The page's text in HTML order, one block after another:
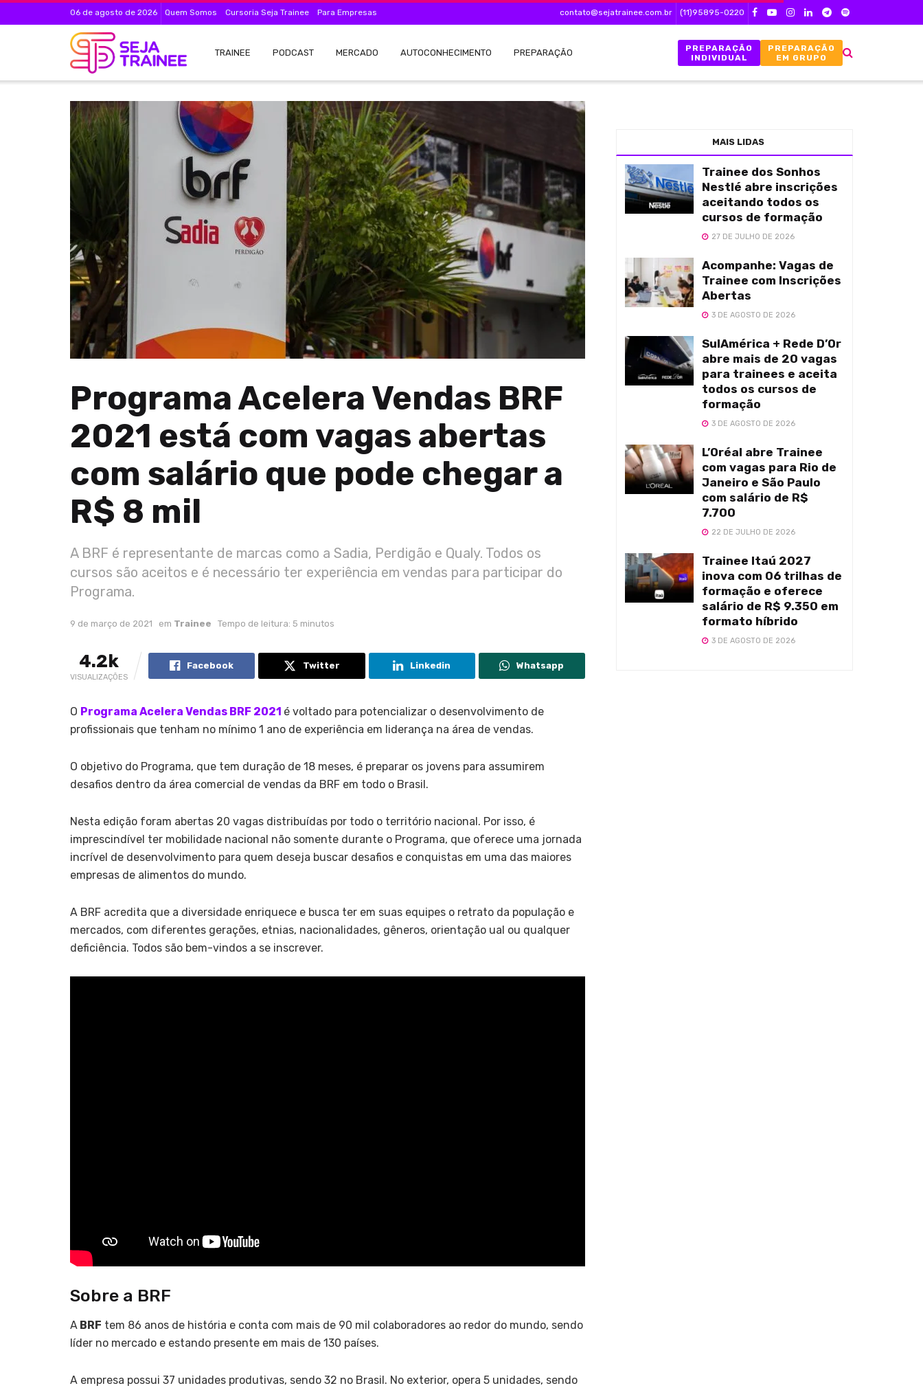
06 de agosto de 2026 Quem Somos Cursoria Seja Trainee Para Empresas contato@sejatrainee.com.br (11)95895-0220
TRAINEE PODCAST MERCADO AUTOCONHECIMENTO PREPARAÇÃO
PREPARAÇÃO
INDIVIDUAL
PREPARAÇÃO
EM GRUPO
Programa Acelera Vendas BRF
2021 está com vagas abertas
com salário que pode chegar a
R$ 8 mil
A BRF é representante de marcas como a Sadia, Perdigão e Qualy. Todos os
cursos são aceitos e é necessário ter experiência em vendas para participar do
Programa.
9 de março de 2021 em Trainee Tempo de leitura: 5 minutos
4.2k
VISUALIZAÇÕES
Facebook Twitter Linkedin Whatsapp
O Programa Acelera Vendas BRF 2021 é voltado para potencializar o desenvolvimento de
profissionais que tenham no mínimo 1 ano de experiência em liderança na área de vendas.
O objetivo do Programa, que tem duração de 18 meses, é preparar os jovens para assumirem
desafios dentro da área comercial de vendas da BRF em todo o Brasil.
Nesta edição foram abertas 20 vagas distribuídas por todo o território nacional. Por isso, é
imprescindível ter mobilidade nacional não somente durante o Programa, que oferece uma jornada
incrível de desenvolvimento para quem deseja buscar desafios e conquistas em uma das maiores
empresas de alimentos do mundo.
A BRF acredita que a diversidade enriquece e busca ter em suas equipes o retrato da população e
mercados, com diferentes gerações, etnias, nacionalidades, gêneros, orientação ual ou qualquer
deficiência. Todos são bem-vindos a se inscrever.
Sobre a BRF
A BRF tem 86 anos de história e conta com mais de 90 mil colaboradores ao redor do mundo, sendo
líder no mercado e estando presente em mais de 130 países.
A empresa possui 37 unidades produtivas, sendo 32 no Brasil. No exterior, opera 5 unidades, sendo
MAIS LIDAS
Trainee dos Sonhos
Nestlé abre inscrições
aceitando todos os
cursos de formação
27 DE JULHO DE 2026
Acompanhe: Vagas de
Trainee com Inscrições
Abertas
3 DE AGOSTO DE 2026
SulAmérica + Rede D’Or
abre mais de 20 vagas
para trainees e aceita
todos os cursos de
formação
3 DE AGOSTO DE 2026
L’Oréal abre Trainee
com vagas para Rio de
Janeiro e São Paulo
com salário de R$
7.700
22 DE JULHO DE 2026
Trainee Itaú 2027
inova com 06 trilhas de
formação e oferece
salário de R$ 9.350 em
formato híbrido
3 DE AGOSTO DE 2026